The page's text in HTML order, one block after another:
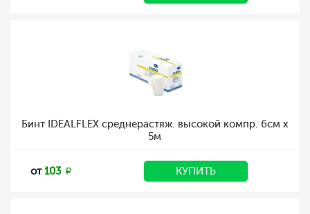
Бинт IDEALFLEX среднерастяж. высокой компр. 6см х
5м
от103 КУПИТЬ